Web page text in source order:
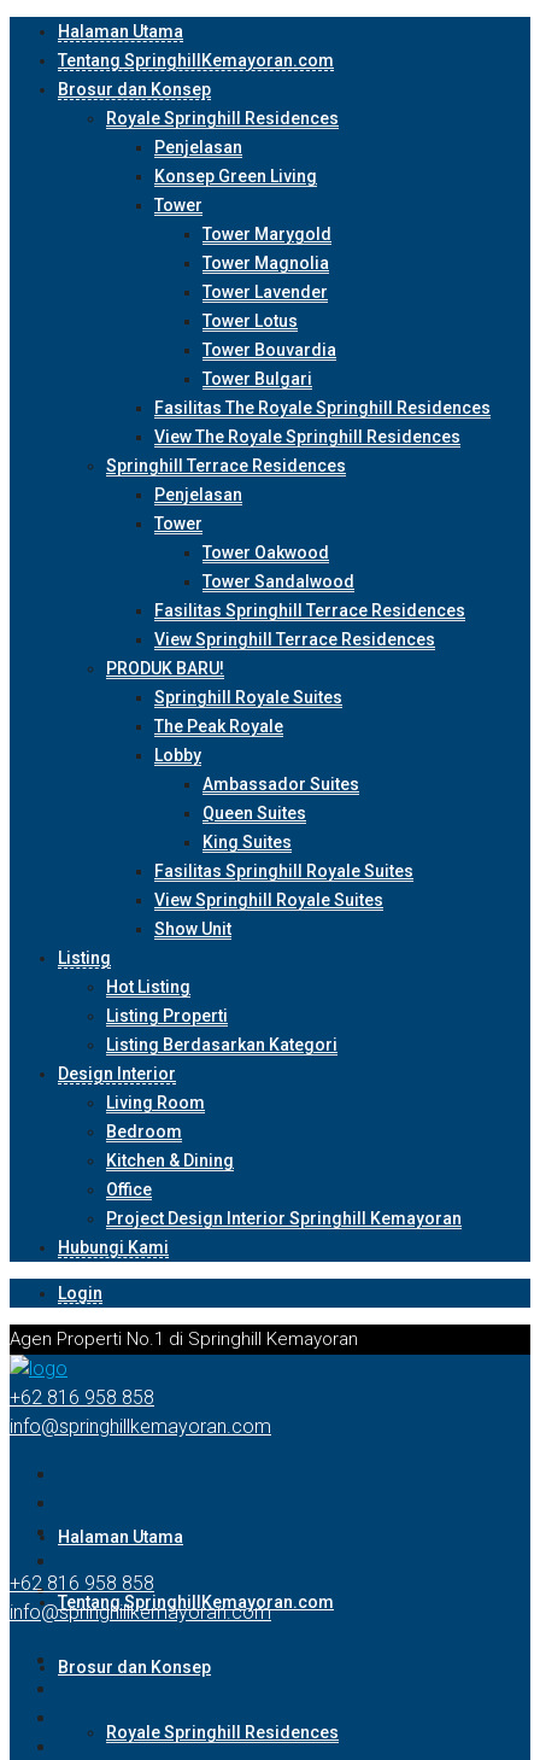
Halaman Utama
Tentang SpringhillKemayoran.com
Brosur dan Konsep
Royale Springhill Residences
Penjelasan
Konsep Green Living
Tower
Tower Marygold
Tower Magnolia
Tower Lavender
Tower Lotus
Tower Bouvardia
Tower Bulgari
Fasilitas The Royale Springhill Residences
View The Royale Springhill Residences
Springhill Terrace Residences
Penjelasan
Tower
Tower Oakwood
Tower Sandalwood
Fasilitas Springhill Terrace Residences
View Springhill Terrace Residences
PRODUK BARU!
Springhill Royale Suites
The Peak Royale
Lobby
Ambassador Suites
Queen Suites
King Suites
Fasilitas Springhill Royale Suites
View Springhill Royale Suites
Show Unit
Listing
Hot Listing
Listing Properti
Listing Berdasarkan Kategori
Design Interior
Living Room
Bedroom
Kitchen & Dining
Office
Project Design Interior Springhill Kemayoran
Hubungi Kami
Login
Agen Properti No.1 di Springhill Kemayoran
+62 816 958 858
info@springhillkemayoran.com
Halaman Utama
Tentang SpringhillKemayoran.com
Brosur dan Konsep
Royale Springhill Residences
+62 816 958 858
info@springhillkemayoran.com